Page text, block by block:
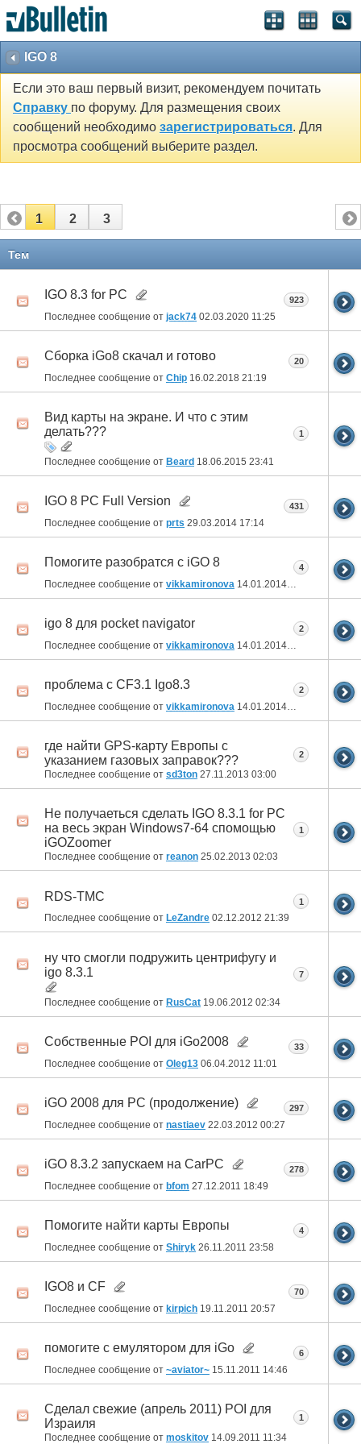
IGO 8
Если это ваш первый визит, рекомендуем почитать
Справку по форуму. Для размещения своих
сообщений необходимо зарегистрироваться. Для
просмотра сообщений выберите раздел.
1 2 3
Тем
IGO 8.3 for PC
Последнее сообщение от jack74 02.03.2020 11:25
923
Сборка iGo8 скачал и готово
Последнее сообщение от Chip 16.02.2018 21:19
20
Вид карты на экране. И что с этим
делать???
Последнее сообщение от Beard 18.06.2015 23:41
1
IGO 8 PC Full Version
Последнее сообщение от prts 29.03.2014 17:14
431
Помогите разобратся с iGO 8
Последнее сообщение от vikkamironova 14.01.2014 13:52
4
igo 8 для pocket navigator
Последнее сообщение от vikkamironova 14.01.2014 13:32
2
проблема с CF3.1 Igo8.3
Последнее сообщение от vikkamironova 14.01.2014 13:27
2
где найти GPS-карту Европы с
указанием газовых заправок???
Последнее сообщение от sd3ton 27.11.2013 03:00
2
Не получаеться сделать IGO 8.3.1 for PC
на весь экран Windows7-64 спомощью
iGOZoomer
Последнее сообщение от reanon 25.02.2013 02:03
1
RDS-TMC
Последнее сообщение от LeZandre 02.12.2012 21:39
1
ну что смогли подружить центрифугу и
igo 8.3.1
Последнее сообщение от RusCat 19.06.2012 02:34
7
Собственные POI для iGo2008
Последнее сообщение от Oleg13 06.04.2012 11:01
33
iGO 2008 для PC (продолжение)
Последнее сообщение от nastiaev 22.03.2012 00:27
297
iGO 8.3.2 запускаем на CarPC
Последнее сообщение от bfom 27.12.2011 18:49
278
Помогите найти карты Европы
Последнее сообщение от Shiryk 26.11.2011 23:58
4
IGO8 и CF
Последнее сообщение от kirpich 19.11.2011 20:57
70
помогите с емулятором для iGo
Последнее сообщение от ~aviator~ 15.11.2011 14:46
6
Сделал свежие (апрель 2011) POI для
Израиля
Последнее сообщение от moskitov 14.09.2011 11:34
1